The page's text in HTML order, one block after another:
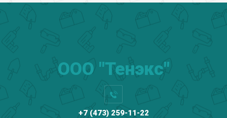
ООО "Тенэкс"
+7 (473) 259-11-22